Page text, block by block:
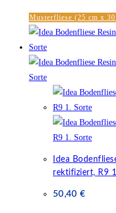
Musterfliese (25 cm x
Idea
rektifiziert, R9
50,40 €